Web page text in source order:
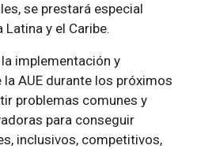
se prestará especial
y el Caribe.
implementación y
AUE durante los próximos
problemas comunes y
para conseguir
inclusivos, competitivos,